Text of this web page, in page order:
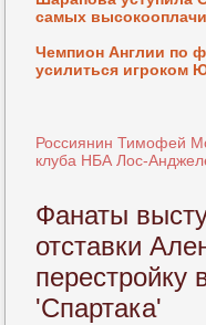
самых
Чемпион Англии по
усилиться игроком
Россиянин Тимофей
клуба НБА Лос-
Фанаты
отставки
перестройку
'Спартака'